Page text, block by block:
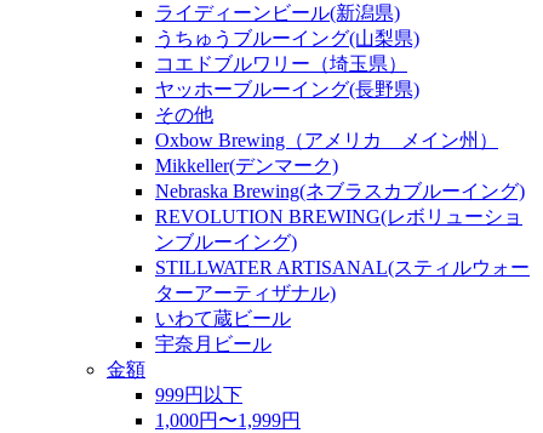
ライディーンビール(新潟県)
うちゅうブルーイング(山梨県)
コエドブルワリー（埼玉県）
ヤッホーブルーイング(長野県)
その他
Oxbow Brewing（アメリカ メイン州）
Mikkeller(デンマーク)
Nebraska Brewing(ネブラスカブルーイング)
REVOLUTION BREWING(レボリューショ
ンブルーイング)
STILLWATER ARTISANAL(スティルウォー
ターアーティザナル)
いわて蔵ビール
宇奈月ビール
金額
999円以下
1,000円〜1,999円